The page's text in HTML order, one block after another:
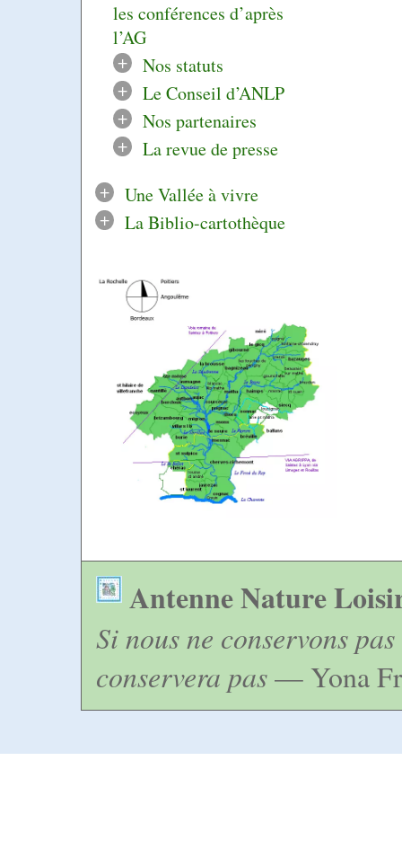
les conférences d’après
l’AG
+
Nos statuts
+
Le Conseil d’ANLP
+
Nos partenaires
+
La revue de presse
+
Une Vallée à vivre
+
La Biblio-cartothèque
Antenne Nature
Si nous ne conservons
conservera pas— Yona